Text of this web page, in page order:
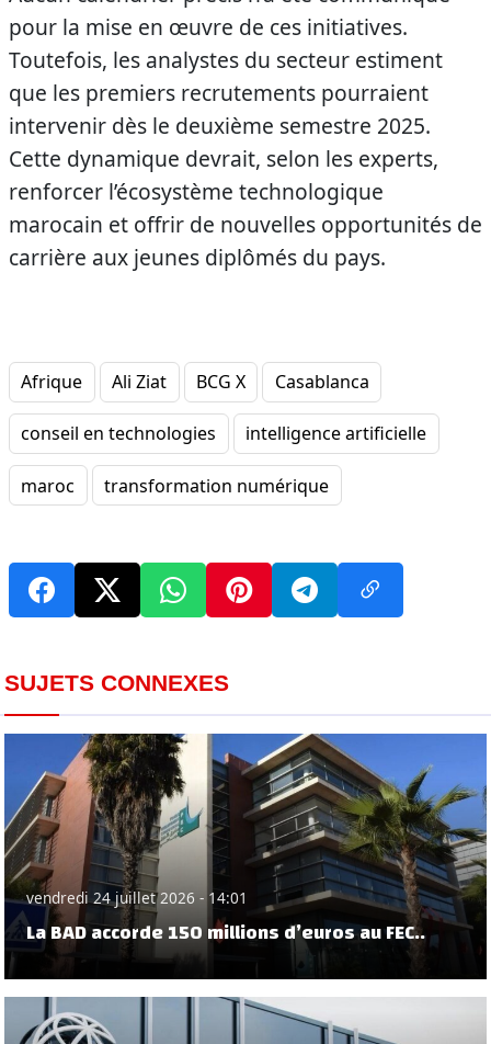
pour la mise en œuvre de ces initiatives.
Toutefois, les analystes du secteur estiment
que les premiers recrutements pourraient
intervenir dès le deuxième semestre 2025.
Cette dynamique devrait, selon les experts,
renforcer l’écosystème technologique
marocain et offrir de nouvelles opportunités de
carrière aux jeunes diplômés du pays.
Afrique Ali Ziat BCG X Casablanca
conseil en technologies intelligence artificielle
maroc transformation numérique
SUJETS CONNEXES
vendredi 24 juillet 2026 - 14:01
La BAD accorde 150 millions d’euros au FEC..